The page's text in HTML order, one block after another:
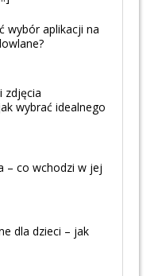
wybór aplikacji na
zdjęcia
wybrać idealnego
– co wchodzi w jej
dla dzieci – jak